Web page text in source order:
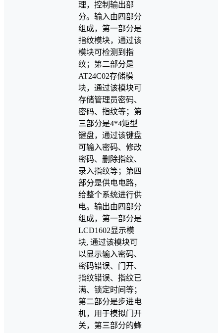
理，控制输出部
分。输入由四部分
组成，第一部分是
指纹模块，通过该
模块可检测到指
纹；第二部分是
AT24C02存储模
块，通过该模块可
存储管理员密码、
密码、指纹等；第
三部分是4*4矩型
键盘，通过该键盘
可输入密码、修改
密码、删除指纹、
录入指纹等；第四
部分是供电电路，
给整个系统进行供
电。输出由四部分
组成，第一部分是
LCD1602显示模
块, 通过该模块可
以显示输入密码、
密码错误、门开、
指纹错误、指纹已
满、锁定时间等；
第二部分是步进电
机，用于模拟门开
关，第三部分的蜂